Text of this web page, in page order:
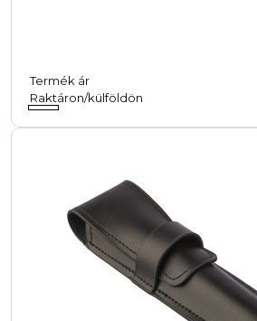
Termék ár
Raktáron/külföldön